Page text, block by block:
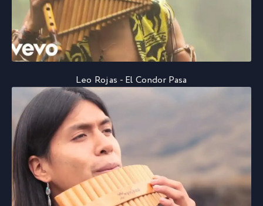
Leo Rojas - El Condor Pasa